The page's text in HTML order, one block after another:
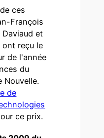
ces
François
et
ont reçu le
de l'année
du
Nouvelle.
de
ce prix.